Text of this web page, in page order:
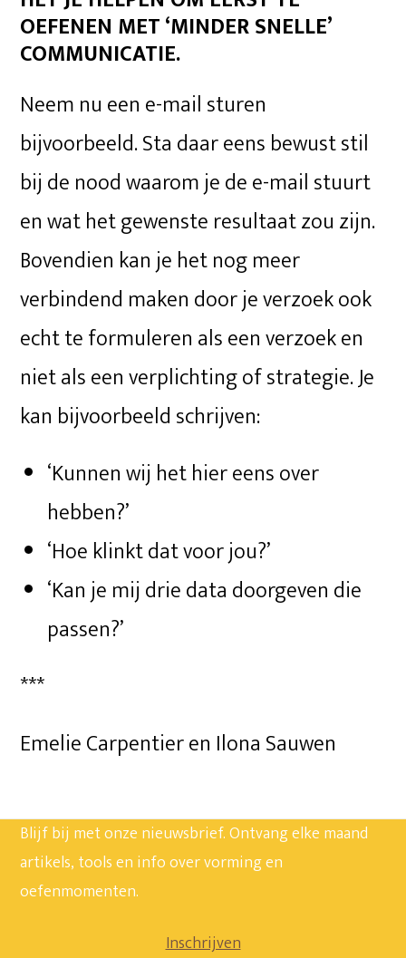
OEFENEN MET ‘MINDER SNELLE’
COMMUNICATIE.
Neem nu een e-mail sturen
bijvoorbeeld. Sta daar eens bewust stil
bij de nood waarom je de e-mail stuurt
en wat het gewenste resultaat zou zijn.
Bovendien kan je het nog meer
verbindend maken door je verzoek ook
echt te formuleren als een verzoek en
niet als een verplichting of strategie. Je
kan bijvoorbeeld schrijven:
‘Kunnen wij het hier eens over
hebben?’
‘Hoe klinkt dat voor jou?’
‘Kan je mij drie data doorgeven die
passen?’
***
Emelie Carpentier en Ilona Sauwen
Blijf bij met onze nieuwsbrief. Ontvang elke maand
artikels, tools en info over vorming en
oefenmomenten.
Inschrijven